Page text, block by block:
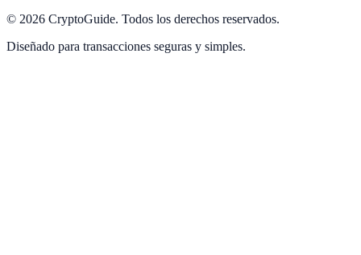
© 2026 CryptoGuide. Todos los derechos reservados.
Diseñado para transacciones seguras y simples.